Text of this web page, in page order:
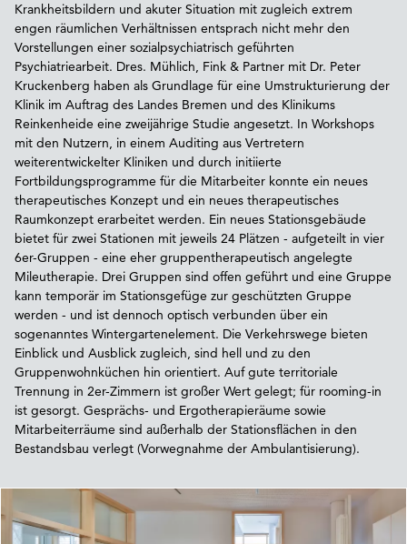
Krankheitsbildern und akuter Situation mit zugleich extrem
engen räumlichen Verhältnissen entsprach nicht mehr den
Vorstellungen einer sozialpsychiatrisch geführten
Psychiatriearbeit. Dres. Mühlich, Fink & Partner mit Dr. Peter
Kruckenberg haben als Grundlage für eine Umstrukturierung der
Klinik im Auftrag des Landes Bremen und des Klinikums
Reinkenheide eine zweijährige Studie angesetzt. In Workshops
mit den Nutzern, in einem Auditing aus Vertretern
weiterentwickelter Kliniken und durch initiierte
Fortbildungsprogramme für die Mitarbeiter konnte ein neues
therapeutisches Konzept und ein neues therapeutisches
Raumkonzept erarbeitet werden. Ein neues Stationsgebäude
bietet für zwei Stationen mit jeweils 24 Plätzen - aufgeteilt in vier
6er-Gruppen - eine eher gruppentherapeutisch angelegte
Mileutherapie. Drei Gruppen sind offen geführt und eine Gruppe
kann temporär im Stationsgefüge zur geschützten Gruppe
werden - und ist dennoch optisch verbunden über ein
sogenanntes Wintergartenelement. Die Verkehrswege bieten
Einblick und Ausblick zugleich, sind hell und zu den
Gruppenwohnküchen hin orientiert. Auf gute territoriale
Trennung in 2er-Zimmern ist großer Wert gelegt; für rooming-in
ist gesorgt. Gesprächs- und Ergotherapieräume sowie
Mitarbeiterräume sind außerhalb der Stationsflächen in den
Bestandsbau verlegt (Vorwegnahme der Ambulantisierung).